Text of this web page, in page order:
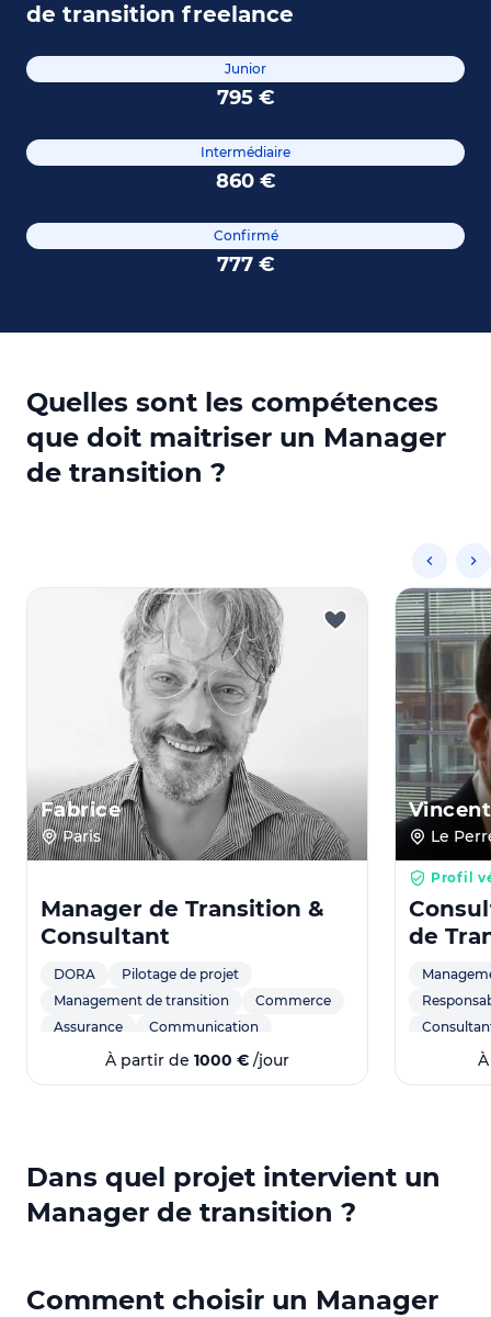
de transition freelance
Junior
795 €
Intermédiaire
860 €
Confirmé
777 €
Quelles sont les compétences
que doit maitriser un Manager
de transition ?
Fabrice
Paris
Manager de Transition &
Consultant
DORA
Pilotage de projet
Management de transition
Commerce
Assurance
Communication
Marketing
Stratégie
Comptabilité
À partir de 1000 € /jour
Vincent
Le
Profil
de
Gestion
Dans quel projet intervient un
Manager de transition ?
Comment choisir un Manager